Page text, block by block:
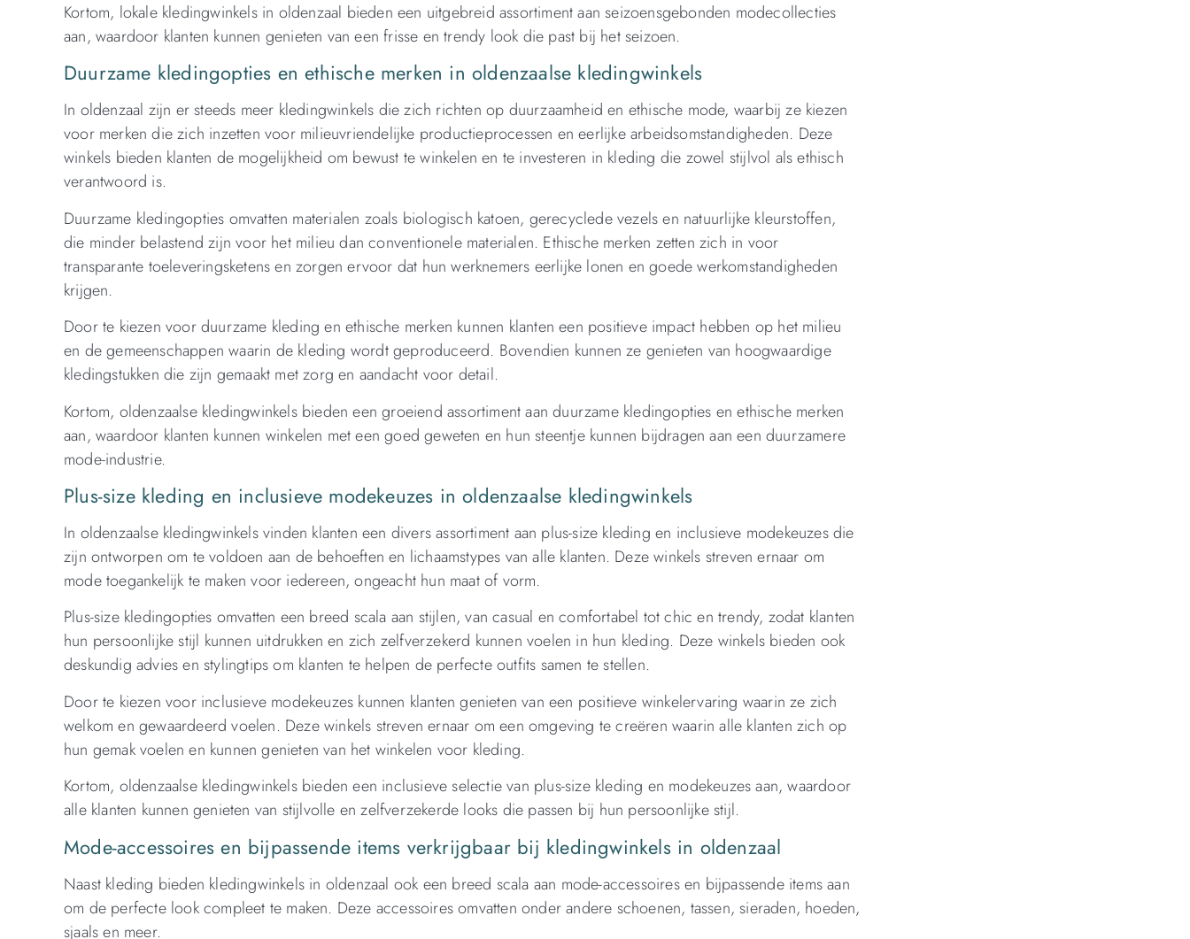
Kortom, lokale kledingwinkels in oldenzaal bieden een uitgebreid assortiment aan seizoensgebonden modecollecties
aan, waardoor klanten kunnen genieten van een frisse en trendy look die past bij het seizoen.
Duurzame kledingopties en ethische merken in oldenzaalse kledingwinkels
In oldenzaal zijn er steeds meer kledingwinkels die zich richten op duurzaamheid en ethische mode, waarbij ze kiezen
voor merken die zich inzetten voor milieuvriendelijke productieprocessen en eerlijke arbeidsomstandigheden. Deze
winkels bieden klanten de mogelijkheid om bewust te winkelen en te investeren in kleding die zowel stijlvol als ethisch
verantwoord is.
Duurzame kledingopties omvatten materialen zoals biologisch katoen, gerecyclede vezels en natuurlijke kleurstoffen,
die minder belastend zijn voor het milieu dan conventionele materialen. Ethische merken zetten zich in voor
transparante toeleveringsketens en zorgen ervoor dat hun werknemers eerlijke lonen en goede werkomstandigheden
krijgen.
Door te kiezen voor duurzame kleding en ethische merken kunnen klanten een positieve impact hebben op het milieu
en de gemeenschappen waarin de kleding wordt geproduceerd. Bovendien kunnen ze genieten van hoogwaardige
kledingstukken die zijn gemaakt met zorg en aandacht voor detail.
Kortom, oldenzaalse kledingwinkels bieden een groeiend assortiment aan duurzame kledingopties en ethische merken
aan, waardoor klanten kunnen winkelen met een goed geweten en hun steentje kunnen bijdragen aan een duurzamere
mode-industrie.
Plus-size kleding en inclusieve modekeuzes in oldenzaalse kledingwinkels
In oldenzaalse kledingwinkels vinden klanten een divers assortiment aan plus-size kleding en inclusieve modekeuzes die
zijn ontworpen om te voldoen aan de behoeften en lichaamstypes van alle klanten. Deze winkels streven ernaar om
mode toegankelijk te maken voor iedereen, ongeacht hun maat of vorm.
Plus-size kledingopties omvatten een breed scala aan stijlen, van casual en comfortabel tot chic en trendy, zodat klanten
hun persoonlijke stijl kunnen uitdrukken en zich zelfverzekerd kunnen voelen in hun kleding. Deze winkels bieden ook
deskundig advies en stylingtips om klanten te helpen de perfecte outfits samen te stellen.
Door te kiezen voor inclusieve modekeuzes kunnen klanten genieten van een positieve winkelervaring waarin ze zich
welkom en gewaardeerd voelen. Deze winkels streven ernaar om een omgeving te creëren waarin alle klanten zich op
hun gemak voelen en kunnen genieten van het winkelen voor kleding.
Kortom, oldenzaalse kledingwinkels bieden een inclusieve selectie van plus-size kleding en modekeuzes aan, waardoor
alle klanten kunnen genieten van stijlvolle en zelfverzekerde looks die passen bij hun persoonlijke stijl.
Mode-accessoires en bijpassende items verkrijgbaar bij kledingwinkels in oldenzaal
Naast kleding bieden kledingwinkels in oldenzaal ook een breed scala aan mode-accessoires en bijpassende items aan
om de perfecte look compleet te maken. Deze accessoires omvatten onder andere schoenen, tassen, sieraden, hoeden,
sjaals en meer.